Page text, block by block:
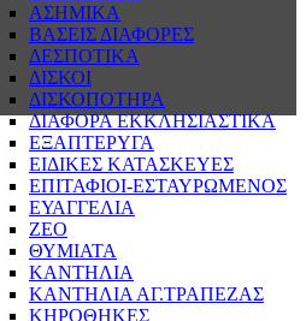
ΑΣΗΜΙΚΑ
ΒΑΣΕΙΣ ΔΙΑΦΟΡΕΣ
ΔΕΣΠΟΤΙΚΑ
ΔΙΣΚΟΙ
ΔΙΣΚΟΠΟΤΗΡΑ
ΔΙΑΦΟΡΑ ΕΚΚΛΗΣΙΑΣΤΙΚΑ
ΕΞΑΠΤΕΡΥΓΑ
ΕΙΔΙΚΕΣ ΚΑΤΑΣΚΕΥΕΣ
ΕΠΙΤΑΦΙΟΙ-ΕΣΤΑΥΡΩΜΕΝΟΣ
ΕΥΑΓΓΕΛΙΑ
ΖΕΟ
ΘΥΜΙΑΤΑ
ΚΑΝΤΗΛΙΑ
ΚΑΝΤΗΛΙΑ ΑΓ.ΤΡΑΠΕΖΑΣ
ΚΗΡΟΘΗΚΕΣ